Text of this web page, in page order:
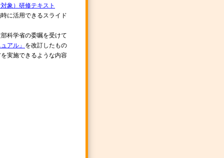
象）研修テキスト
に活用できるスライド
科学省の委嘱を受けて
アル」 を改訂したもの
実施できるような内容